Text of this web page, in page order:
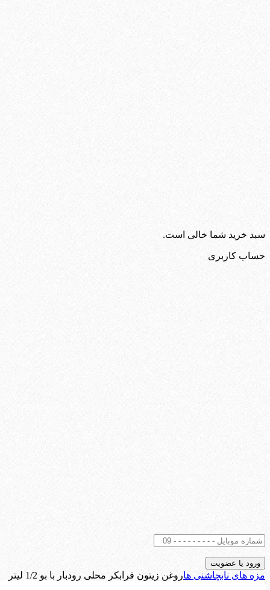
سبد خرید شما خالی است.
حساب کاربری
مزه های نابچاشنی هاروغن زیتون فرابکر محلی رودبار با بو 1/2 لیتر